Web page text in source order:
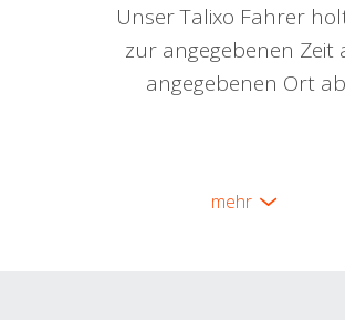
Unser Talixo Fahrer
zur angegebenen Zeit
angegebenen Ort
mehr